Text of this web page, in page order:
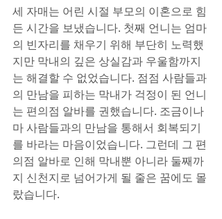
세 자매는 어린 시절 부모의 이혼으로 힘
든 시간을 보냈습니다. 첫째 언니는 엄마
의 빈자리를 채우기 위해 부단히 노력했
지만 막내의 깊은 상실감과 우울함까지
는 해결할 수 없었습니다. 점점 사람들과
의 만남을 피하는 막내가 걱정이 된 언니
는 편의점 알바를 권했습니다. 조금이나
마 사람들과의 만남을 통해서 회복되기
를 바라는 마음이었습니다. 그런데 그 편
의점 알바로 인해 막내뿐 아니라 둘째까
지 신천지로 넘어가게 될 줄은 꿈에도 몰
랐습니다.